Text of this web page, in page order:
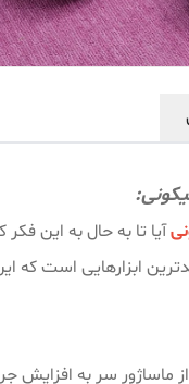
آیا تا به حال به این
ابزارهایی است که
ماساژور سر به